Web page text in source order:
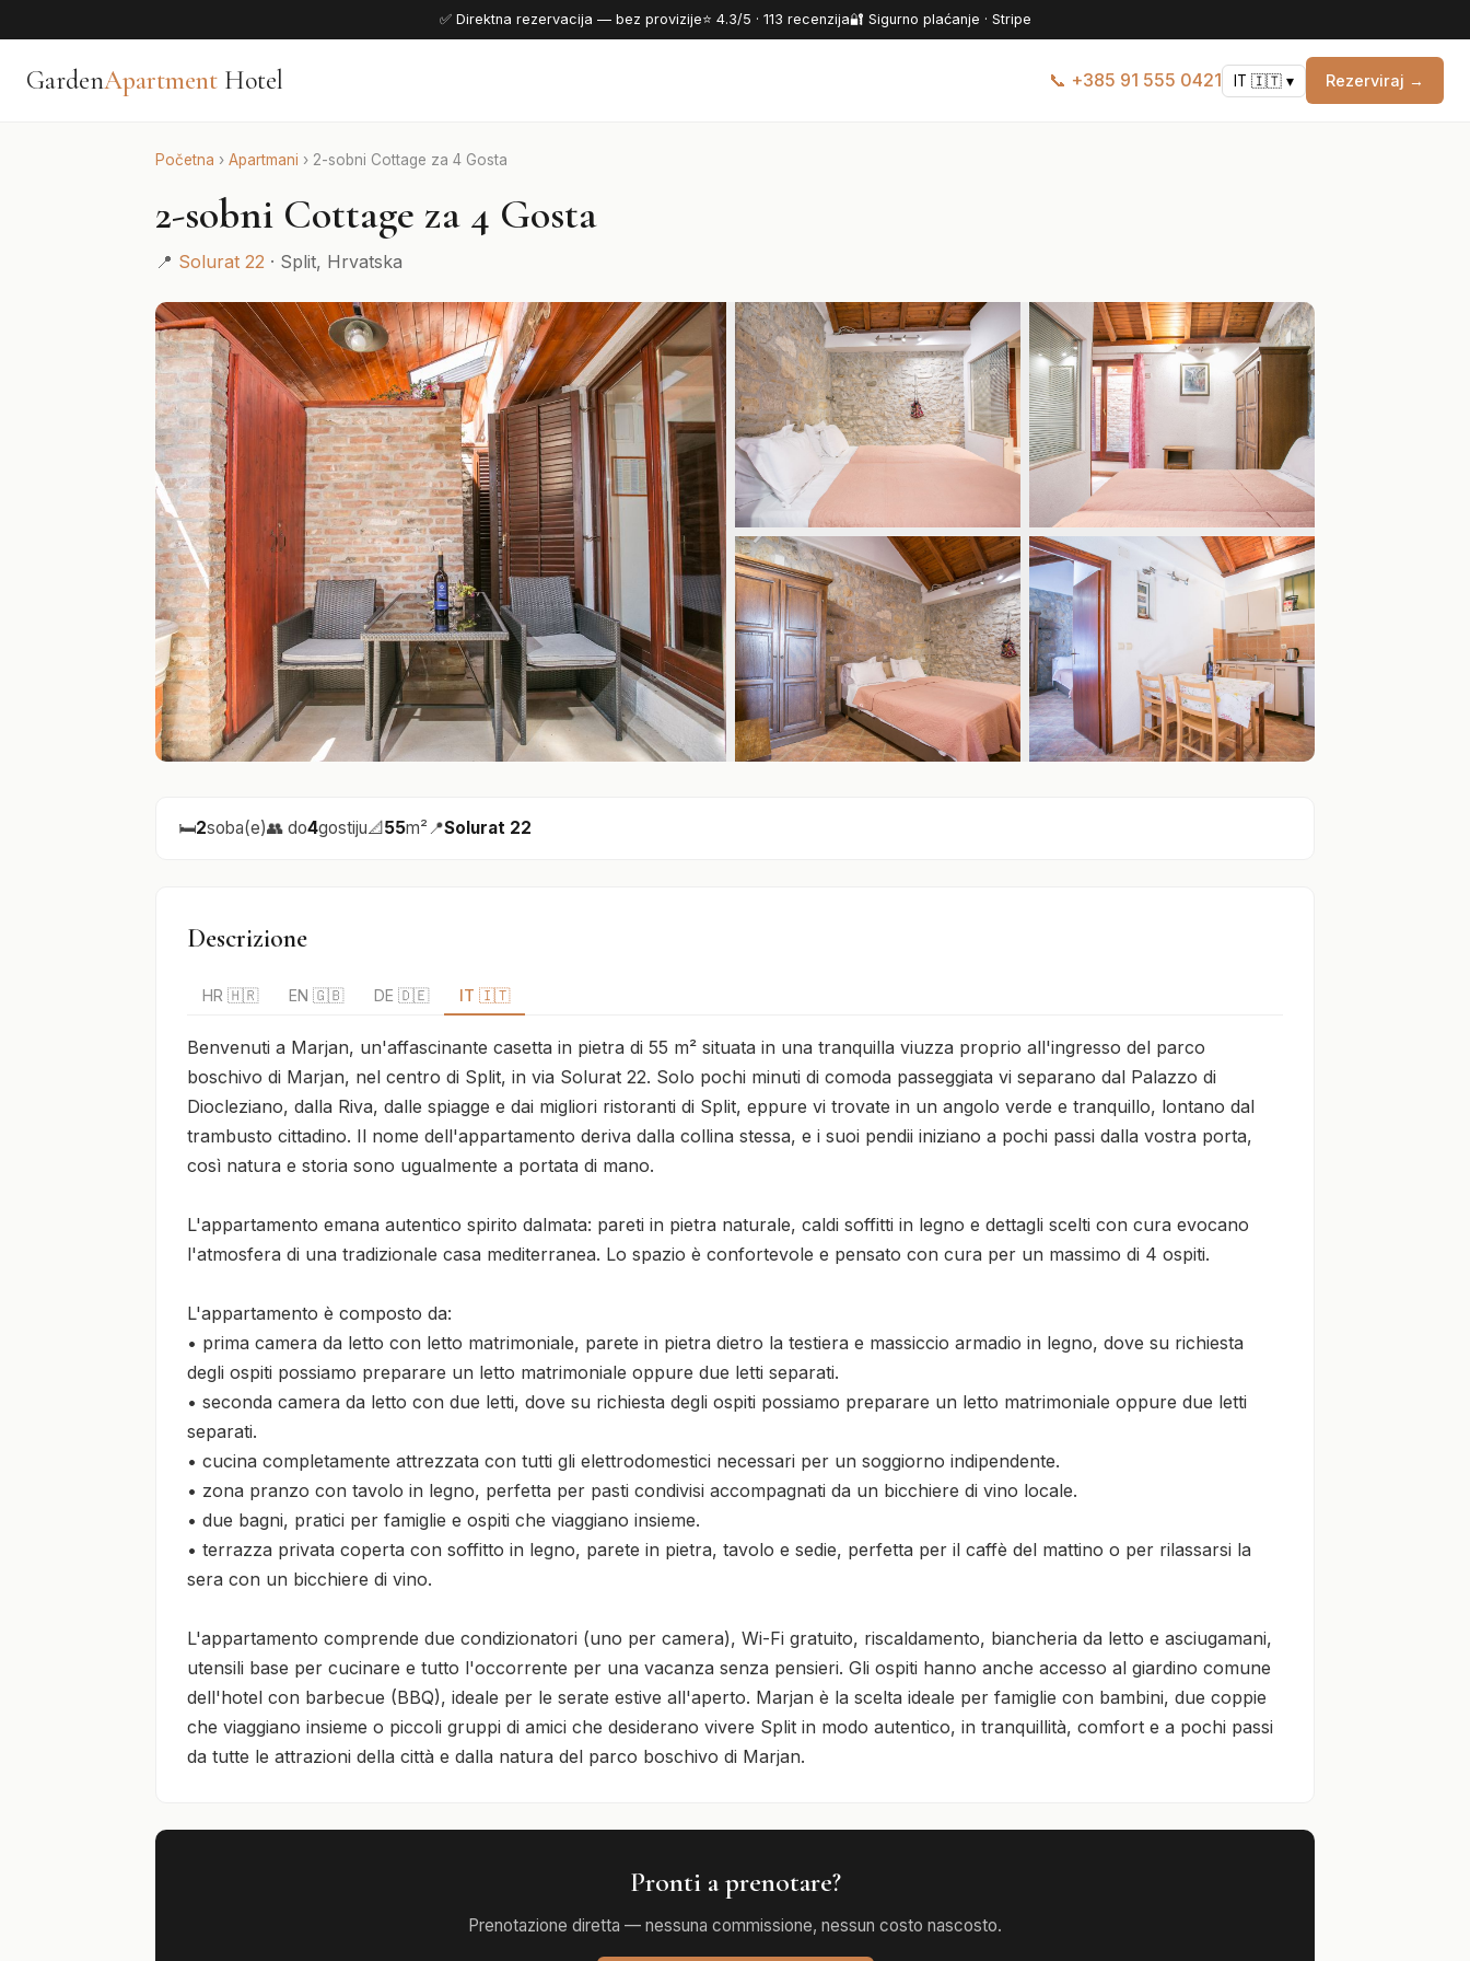
✅ Direktna rezervacija — bez provizije⭐ 4.3/5 · 113 recenzija🔐 Sigurno plaćanje · Stripe
GardenApartment Hotel 📞 +385 91 555 0421 IT 🇮🇹 ▾ Rezerviraj →
Početna › Apartmani › 2-sobni Cottage za 4 Gosta
2-sobni Cottage za 4 Gosta
📍 Solurat 22 · Split, Hrvatska
🛏️2soba(e)👥 do4gostiju📐55m²📍Solurat 22
Descrizione
HR 🇭🇷 EN 🇬🇧 DE 🇩🇪 IT 🇮🇹
Benvenuti a Marjan, un'affascinante casetta in pietra di 55 m² situata in una tranquilla viuzza proprio all'ingresso del parco
boschivo di Marjan, nel centro di Split, in via Solurat 22. Solo pochi minuti di comoda passeggiata vi separano dal Palazzo di
Diocleziano, dalla Riva, dalle spiagge e dai migliori ristoranti di Split, eppure vi trovate in un angolo verde e tranquillo, lontano dal
trambusto cittadino. Il nome dell'appartamento deriva dalla collina stessa, e i suoi pendii iniziano a pochi passi dalla vostra porta,
così natura e storia sono ugualmente a portata di mano.
L'appartamento emana autentico spirito dalmata: pareti in pietra naturale, caldi soffitti in legno e dettagli scelti con cura evocano
l'atmosfera di una tradizionale casa mediterranea. Lo spazio è confortevole e pensato con cura per un massimo di 4 ospiti.
L'appartamento è composto da:
• prima camera da letto con letto matrimoniale, parete in pietra dietro la testiera e massiccio armadio in legno, dove su richiesta
degli ospiti possiamo preparare un letto matrimoniale oppure due letti separati.
• seconda camera da letto con due letti, dove su richiesta degli ospiti possiamo preparare un letto matrimoniale oppure due letti
separati.
• cucina completamente attrezzata con tutti gli elettrodomestici necessari per un soggiorno indipendente.
• zona pranzo con tavolo in legno, perfetta per pasti condivisi accompagnati da un bicchiere di vino locale.
• due bagni, pratici per famiglie e ospiti che viaggiano insieme.
• terrazza privata coperta con soffitto in legno, parete in pietra, tavolo e sedie, perfetta per il caffè del mattino o per rilassarsi la
sera con un bicchiere di vino.
L'appartamento comprende due condizionatori (uno per camera), Wi-Fi gratuito, riscaldamento, biancheria da letto e asciugamani,
utensili base per cucinare e tutto l'occorrente per una vacanza senza pensieri. Gli ospiti hanno anche accesso al giardino comune
dell'hotel con barbecue (BBQ), ideale per le serate estive all'aperto. Marjan è la scelta ideale per famiglie con bambini, due coppie
che viaggiano insieme o piccoli gruppi di amici che desiderano vivere Split in modo autentico, in tranquillità, comfort e a pochi passi
da tutte le attrazioni della città e dalla natura del parco boschivo di Marjan.
Pronti a prenotare?
Prenotazione diretta — nessuna commissione, nessun costo nascosto.